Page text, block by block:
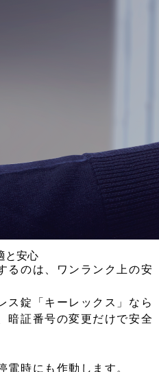
と安心
るのは、ワンランク上の安
ス錠「キーレックス」なら
暗証番号の変更だけで安全
電時にも作動します。